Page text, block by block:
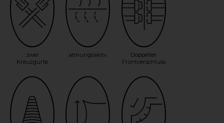
zwei
Kreuzgurte
atmungsaktiv
Doppelter
Frontverschluss